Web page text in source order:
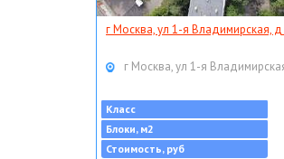
г Москва, ул 1-я Владимирская, д
г Москва, ул 1-я
Класс
Блоки, м2
Стоимость, руб